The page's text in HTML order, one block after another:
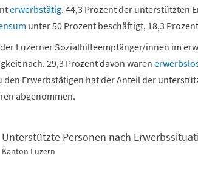
erwerbstätig. 44,3 Prozent der unterstützten
unter 50 Prozent beschäftigt, 18,3
Luzerner Sozialhilfeempfänger/innen im
nach. 29,3 Prozent davon waren
den Erwerbstätigen hat der Anteil der
abgenommen.
Unterstützte Personen nach
Kanton Luzern